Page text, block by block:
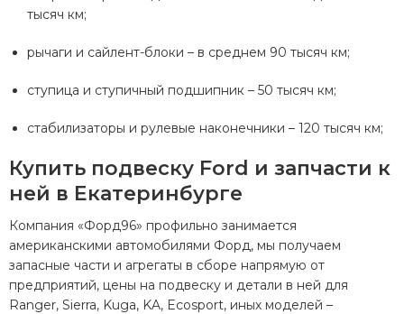
тысяч км;
рычаги и сайлент-блоки – в среднем 90 тысяч км;
ступица и ступичный подшипник – 50 тысяч км;
стабилизаторы и рулевые наконечники – 120 тысяч км;
Купить подвеску Ford и запчасти к
ней в Екатеринбурге
Компания «Форд96» профильно занимается
американскими автомобилями Форд, мы получаем
запасные части и агрегаты в сборе напрямую от
предприятий, цены на подвеску и детали в ней для
Ranger, Sierra, Kuga, KA, Ecosport, иных моделей –